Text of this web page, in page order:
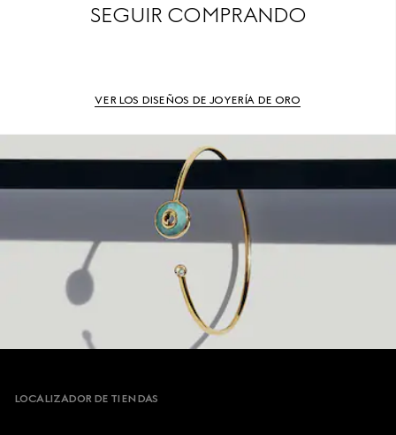
SEGUIR COMPRANDO
VER LOS DISEÑOS DE JOYERÍA DE ORO
Footer
LOCALIZADOR DE TIENDAS